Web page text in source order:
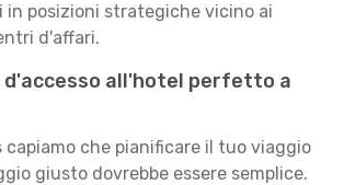
in posizioni strategiche vicino ai
d'affari.
d'accesso all'hotel perfetto a
capiamo che pianificare il tuo viaggio
giusto dovrebbe essere semplice.